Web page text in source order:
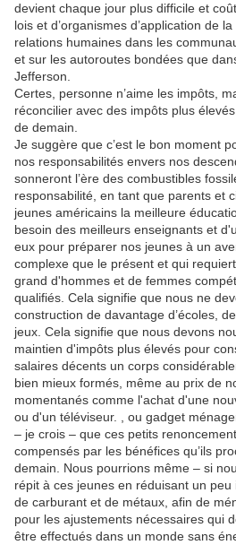
devient chaque jour plus difficile et
lois et d’organismes d’application de
relations humaines dans les
et sur les autoroutes bondées que
Jefferson.
Certes, personne n’aime les impôts,
réconcilier avec des impôts plus
de demain.
Je suggère que c’est le bon moment
nos responsabilités envers nos
sonneront l’ère des combustibles
responsabilité, en tant que parents et
jeunes américains la meilleure
besoin des meilleurs enseignants et
eux pour préparer nos jeunes à un
complexe que le présent et qui
grand d'hommes et de femmes
qualifiés. Cela signifie que nous ne
construction de davantage d’écoles,
jeux. Cela signifie que nous devons
maintien d'impôts plus élevés pour
salaires décents un corps
bien mieux formés, même au prix de
momentanés comme l'achat d'une
ou d'un téléviseur. , ou gadget
– je crois – que ces petits
compensés par les bénéfices qu’ils
demain. Nous pourrions même – si
répit à ces jeunes en réduisant un
de carburant et de métaux, afin de
pour les ajustements nécessaires qui
être effectués dans un monde sans